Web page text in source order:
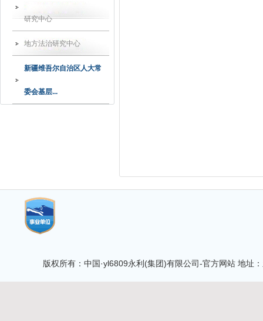
研究中心
地方法治研究中心
新疆维吾尔自治区人大常
委会基层...
版权所有：中国·yl6809永利(集团)有限公司-官方网站 地